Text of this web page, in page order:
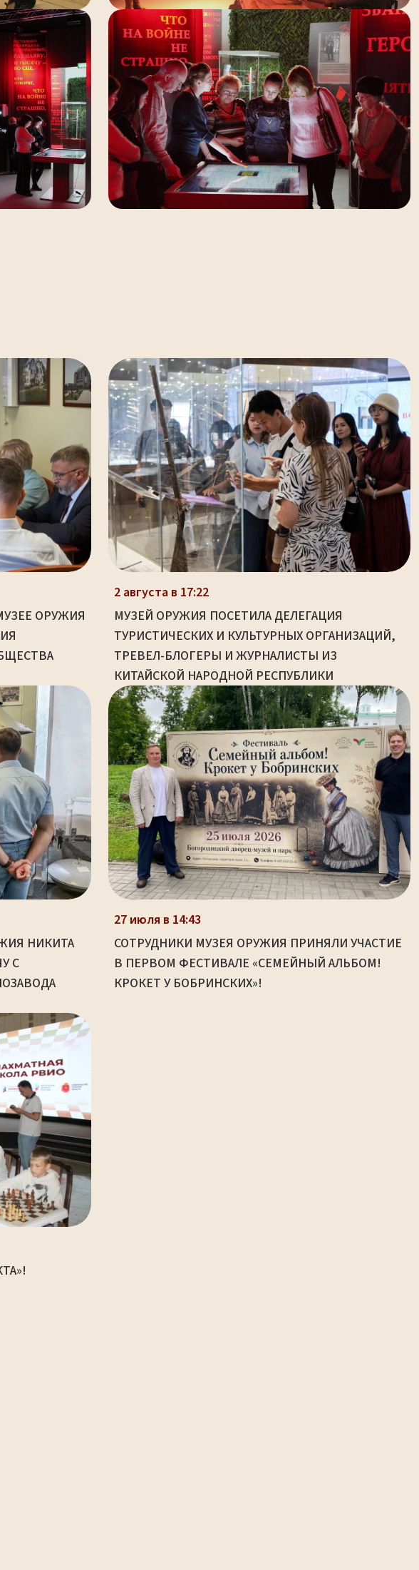
ОРУЖИЯ
2 августа в 17:22
МУЗЕЙ ОРУЖИЯ ПОСЕТИЛА ДЕЛЕГАЦИЯ
ТУРИСТИЧЕСКИХ И КУЛЬТУРНЫХ ОРГАНИЗАЦИЙ,
ТРЕВЕЛ-БЛОГЕРЫ И ЖУРНАЛИСТЫ ИЗ
КИТАЙСКОЙ НАРОДНОЙ РЕСПУБЛИКИ
НИКИТА
С
27 июля в 14:43
СОТРУДНИКИ МУЗЕЯ ОРУЖИЯ ПРИНЯЛИ УЧАСТИЕ
В ПЕРВОМ ФЕСТИВАЛЕ «СЕМЕЙНЫЙ АЛЬБОМ!
КРОКЕТ У БОБРИНСКИХ»!